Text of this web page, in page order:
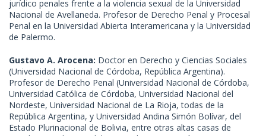
jurídico penales frente a la violencia sexual de la Universidad
Nacional de Avellaneda. Profesor de Derecho Penal y Procesal
Penal en la Universidad Abierta Interamericana y la Universidad
de Palermo.
Gustavo A. Arocena: Doctor en Derecho y Ciencias Sociales
(Universidad Nacional de Córdoba, República Argentina).
Profesor de Derecho Penal (Universidad Nacional de Córdoba,
Universidad Católica de Córdoba, Universidad Nacional del
Nordeste, Universidad Nacional de La Rioja, todas de la
República Argentina, y Universidad Andina Simón Bolívar, del
Estado Plurinacional de Bolivia, entre otras altas casas de